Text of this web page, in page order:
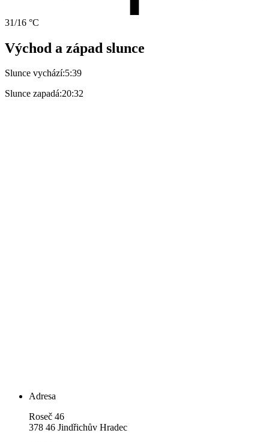
31/16 °C
Východ a západ slunce
Slunce vychází:5:39
Slunce zapadá:20:32
Adresa
Roseč 46
378 46 Jindřichův Hradec